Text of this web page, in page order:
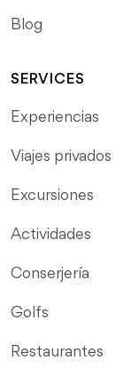
Blog
SERVICES
Experiencias
Viajes privados
Excursiones
Actividades
Conserjería
Golfs
Restaurantes